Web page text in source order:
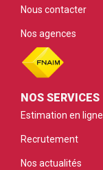
Nous contacter
Nos agences
NOS SERVICES
Estimation en ligne
Recrutement
Nos actualités